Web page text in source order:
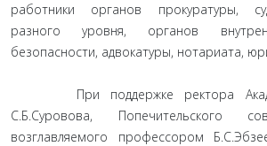
работники органов прокуратуры,
разного уровня, органов
безопасности, адвокатуры, нотариата,
При поддержке ректора
С.Б.Суровова, Попечительского
возглавляемого профессором